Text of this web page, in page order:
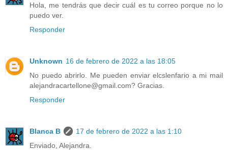
Hola, me tendrás que decir cuál es tu correo porque no lo
puedo ver.
Responder
Unknown 16 de febrero de 2022 a las 18:05
No puedo abrirlo. Me pueden enviar elcslenfario a mi mail
alejandracartellone@gmail.com? Gracias.
Responder
Blanca B
17 de febrero de 2022 a las 1:10
Enviado, Alejandra.